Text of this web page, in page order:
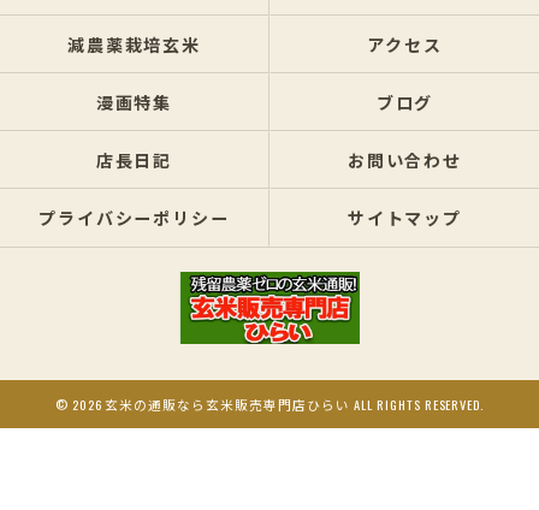
減農薬栽培玄米 アクセス
漫画特集 ブログ
店長日記 お問い合わせ
プライバシーポリシー サイトマップ
© 2026 玄米の通販なら玄米販売専門店ひらい ALL RIGHTS RESERVED.